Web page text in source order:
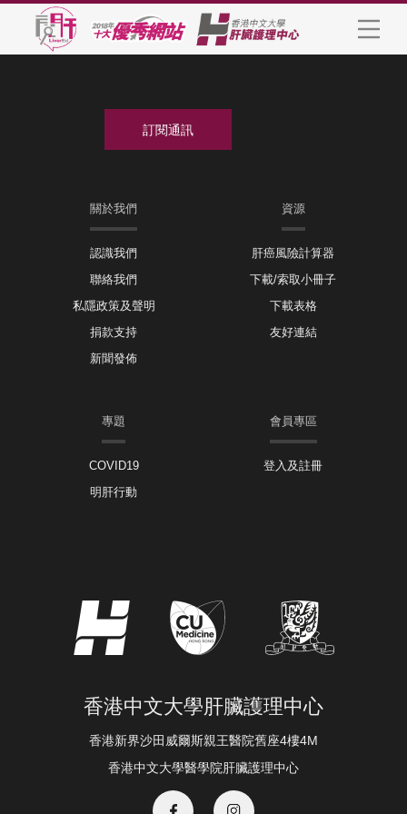
關於我們
認識我們
聯絡我們
私隱政策及聲明
捐款支持
新聞發佈
資源
肝癌風險計算器
下載/索取小冊子
下載表格
友好連結
專題
COVID19
明肝行動
會員專區
登入及註冊
香港中文大學肝臟護理中心
香港新界沙田威爾斯親王醫院舊座4樓4M
香港中文大學醫學院肝臟護理中心